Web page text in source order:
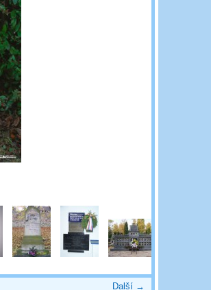
Další →